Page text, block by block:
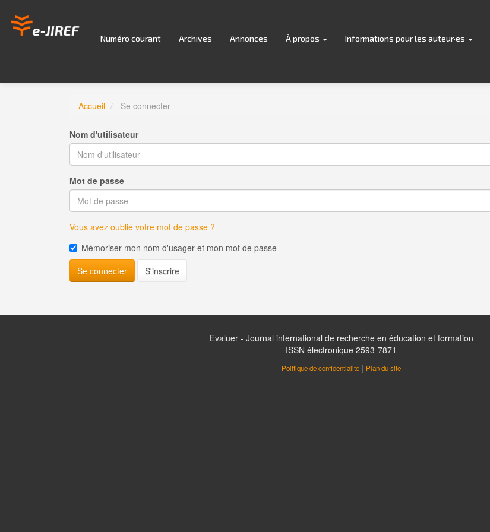
principale
Contenu
Numéro courant Archives Annonces À propos Informations pour les auteur·es
Accueil Se connecter
Nom d'utilisateur
Mot de passe
Vous avez oublié votre mot de passe ?
Mémoriser mon nom d'usager et mon mot de passe
Se connecter
S'inscrire
Evaluer - Journal international de recherche en éducation et formation
ISSN électronique 2593-7871
Politique de confidentialité | Plan du site